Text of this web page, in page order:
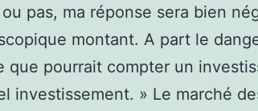
pas, ma réponse sera bien
montant. A part le
que pourrait compter un
investissement. » Le marché